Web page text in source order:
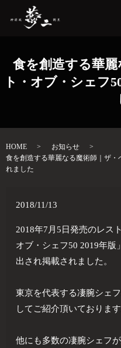
食を創造する華
ト・オブ・シェフ
HOME
お知らせ
食を創造する華麗なる魔術師｜ザ・
れました
2018/11/13
2018年7月5日発売のレス
オブ・シェフ50 2019年版
出され掲載されました。
東京を代表する凄腕シェ
してご紹介頂いております
他にも多数の凄腕シェフ